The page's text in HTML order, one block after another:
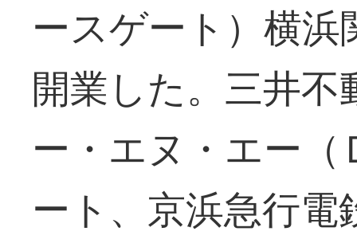
ースゲート）横
開業した。三井
ー・エヌ・エー
ート、京浜急行